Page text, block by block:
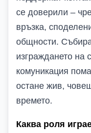
се доверили –
връзка,
общности.
изграждането на
комуникация
остане жив,
времето.
Каква роля